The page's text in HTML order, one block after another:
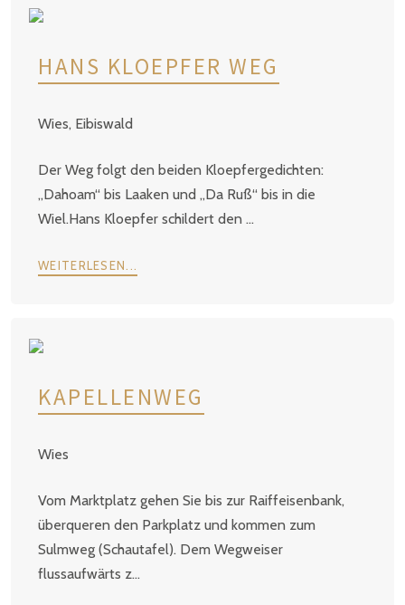
HANS KLOEPFER WEG
Wies, Eibiswald
Der Weg folgt den beiden Kloepfergedichten:
„Dahoam“ bis Laaken und „Da Ruß“ bis in die
Wiel.Hans Kloepfer schildert den ...
WEITERLESEN...
KAPELLENWEG
Wies
Vom Marktplatz gehen Sie bis zur Raiffeisenbank,
überqueren den Parkplatz und kommen zum
Sulmweg (Schautafel). Dem Wegweiser
flussaufwärts z...